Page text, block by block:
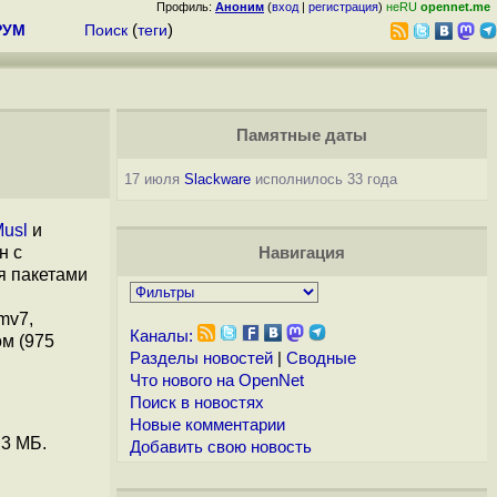
Профиль: Аноним (вход | регистрация) неRU opennet.me
Поиск (теги)
и
с
пакетами
(975
3 МБ.
Памятные даты
17 июля Slackwareисполнилось 33 года
Навигация
Каналы:
Разделы новостей| Сводные
Что нового на OpenNet
Поиск в новостях
Новые комментарии
Добавить свою новость